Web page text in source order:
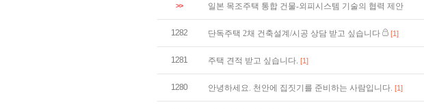
>> 일본 목조주택 통합 건물-외피시스템 기술의 협력 제안
1282 단독주택 2채 건축설계/시공 상담 받고 싶습니다 [1]
1281 주택 견적 받고 싶습니다. [1]
1280 안녕하세요. 천안에 집짓기를 준비하는 사람입니다. [1]